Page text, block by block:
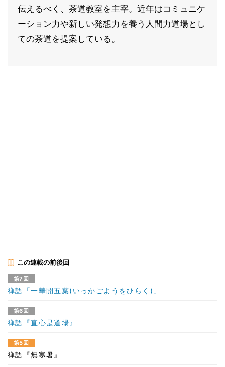
伝えるべく、茶道教室を主宰。近年はコミュニケ
ーション力や新しい発想力を養う人間力道場とし
ての茶道を提案している。
この連載の前後回
第7回
禅語「一華開五葉(いっかごようをひらく)」
第6回
禅語『直心是道場』
第5回
禅語『無寒暑』